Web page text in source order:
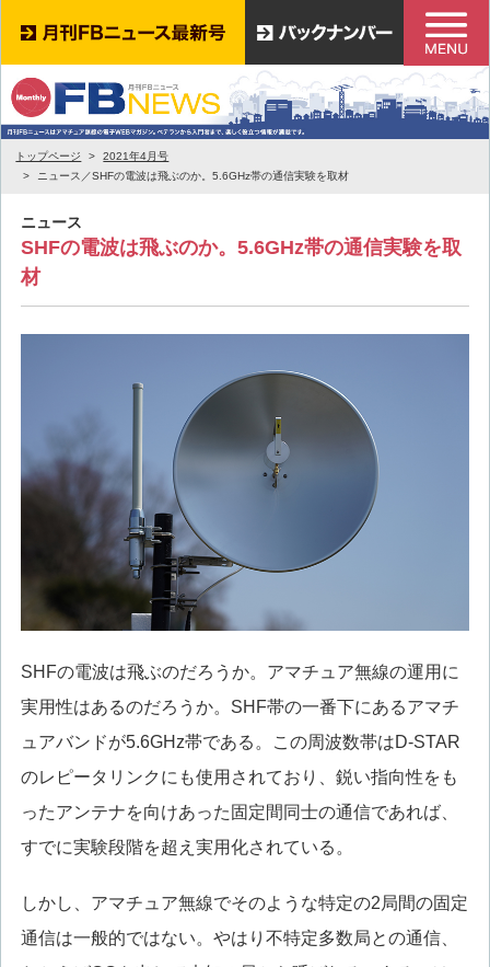
トップページ
2021年4月号
ニュース／SHFの電波は飛ぶのか。5.6GHz帯の通信実験を取材
ニュース
SHFの電波は飛ぶのか。5.6GHz帯の通信実験を取
材
SHFの電波は飛ぶのだろうか。アマチュア無線の運用に
実用性はあるのだろうか。SHF帯の一番下にあるアマチ
ュアバンドが5.6GHz帯である。この周波数帯はD-STAR
のレピータリンクにも使用されており、鋭い指向性をも
ったアンテナを向けあった固定間同士の通信であれば、
すでに実験段階を超え実用化されている。
しかし、アマチュア無線でそのような特定の2局間の固定
通信は一般的ではない。やはり不特定多数局との通信、